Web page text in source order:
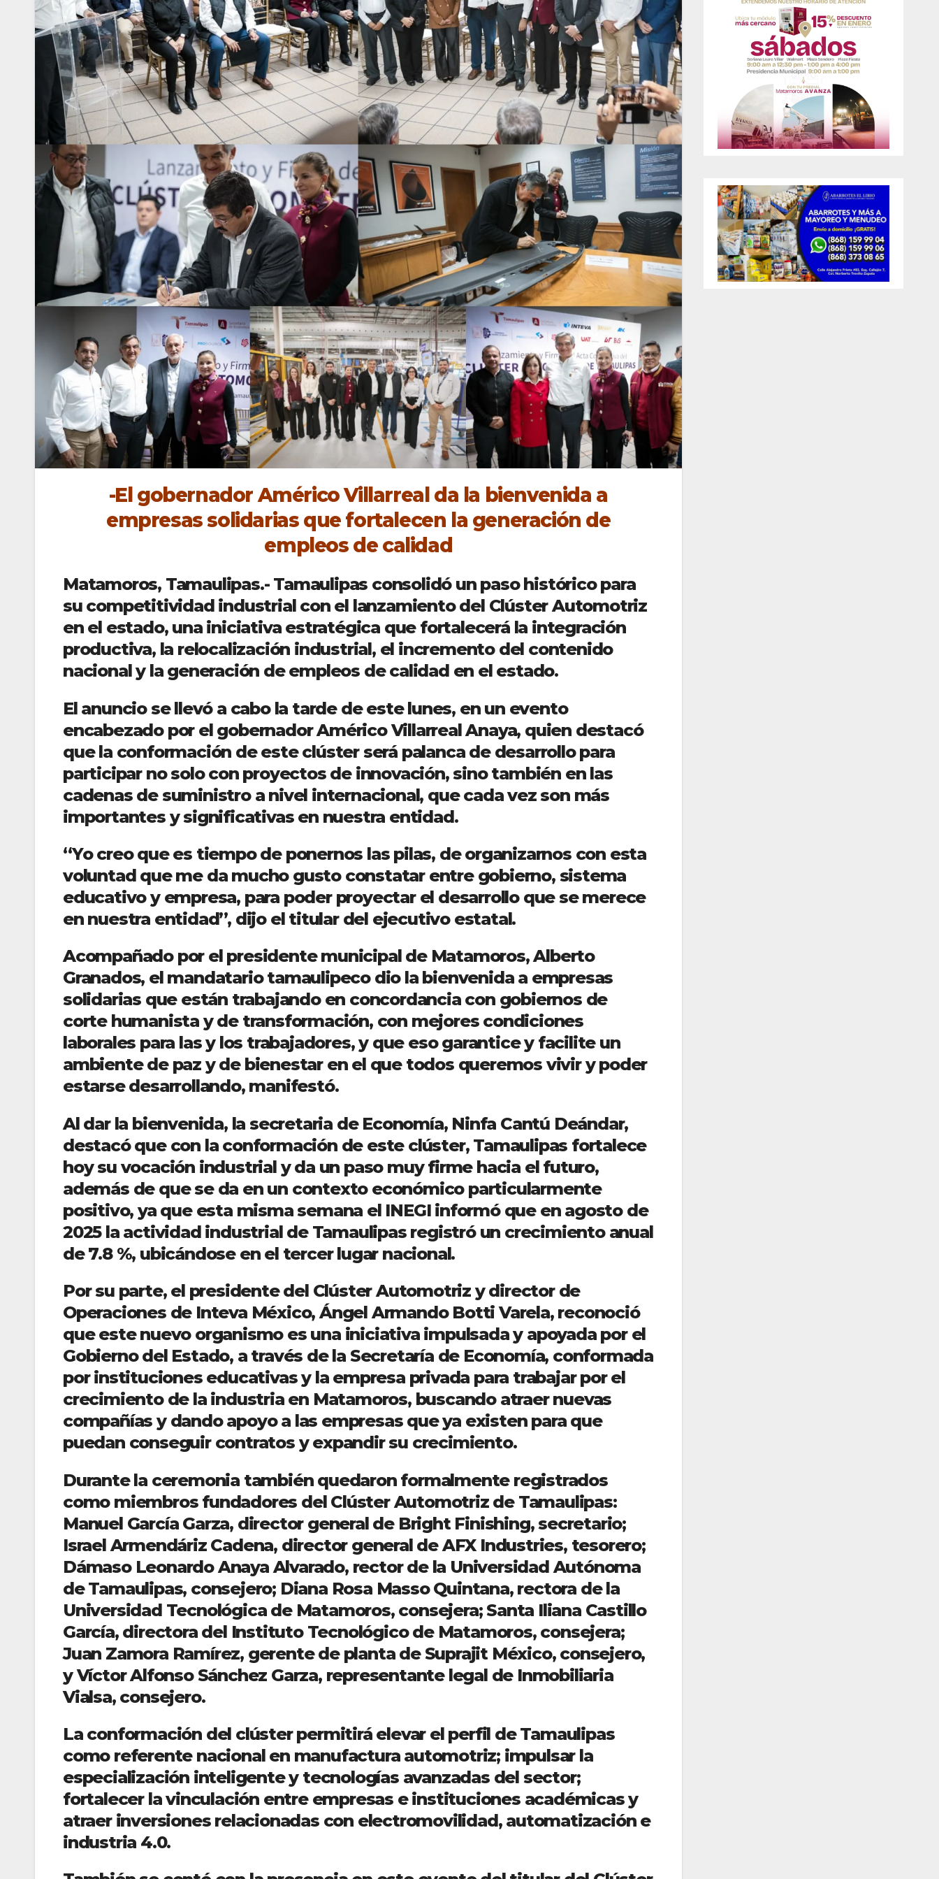
-El gobernador Américo Villarreal da la bienvenida a
empresas solidarias que fortalecen la generación de
empleos de calidad
Matamoros, Tamaulipas.- Tamaulipas consolidó un paso histórico para
su competitividad industrial con el lanzamiento del Clúster Automotriz
en el estado, una iniciativa estratégica que fortalecerá la integración
productiva, la relocalización industrial, el incremento del contenido
nacional y la generación de empleos de calidad en el estado.
El anuncio se llevó a cabo la tarde de este lunes, en un evento
encabezado por el gobernador Américo Villarreal Anaya, quien destacó
que la conformación de este clúster será palanca de desarrollo para
participar no solo con proyectos de innovación, sino también en las
cadenas de suministro a nivel internacional, que cada vez son más
importantes y significativas en nuestra entidad.
“Yo creo que es tiempo de ponernos las pilas, de organizarnos con esta
voluntad que me da mucho gusto constatar entre gobierno, sistema
educativo y empresa, para poder proyectar el desarrollo que se merece
en nuestra entidad”, dijo el titular del ejecutivo estatal.
Acompañado por el presidente municipal de Matamoros, Alberto
Granados, el mandatario tamaulipeco dio la bienvenida a empresas
solidarias que están trabajando en concordancia con gobiernos de
corte humanista y de transformación, con mejores condiciones
laborales para las y los trabajadores, y que eso garantice y facilite un
ambiente de paz y de bienestar en el que todos queremos vivir y poder
estarse desarrollando, manifestó.
Al dar la bienvenida, la secretaria de Economía, Ninfa Cantú Deándar,
destacó que con la conformación de este clúster, Tamaulipas fortalece
hoy su vocación industrial y da un paso muy firme hacia el futuro,
además de que se da en un contexto económico particularmente
positivo, ya que esta misma semana el INEGI informó que en agosto de
2025 la actividad industrial de Tamaulipas registró un crecimiento anual
de 7.8 %, ubicándose en el tercer lugar nacional.
Por su parte, el presidente del Clúster Automotriz y director de
Operaciones de Inteva México, Ángel Armando Botti Varela, reconoció
que este nuevo organismo es una iniciativa impulsada y apoyada por el
Gobierno del Estado, a través de la Secretaría de Economía, conformada
por instituciones educativas y la empresa privada para trabajar por el
crecimiento de la industria en Matamoros, buscando atraer nuevas
compañías y dando apoyo a las empresas que ya existen para que
puedan conseguir contratos y expandir su crecimiento.
Durante la ceremonia también quedaron formalmente registrados
como miembros fundadores del Clúster Automotriz de Tamaulipas:
Manuel García Garza, director general de Bright Finishing, secretario;
Israel Armendáriz Cadena, director general de AFX Industries, tesorero;
Dámaso Leonardo Anaya Alvarado, rector de la Universidad Autónoma
de Tamaulipas, consejero; Diana Rosa Masso Quintana, rectora de la
Universidad Tecnológica de Matamoros, consejera; Santa Iliana Castillo
García, directora del Instituto Tecnológico de Matamoros, consejera;
Juan Zamora Ramírez, gerente de planta de Suprajit México, consejero,
y Víctor Alfonso Sánchez Garza, representante legal de Inmobiliaria
Vialsa, consejero.
La conformación del clúster permitirá elevar el perfil de Tamaulipas
como referente nacional en manufactura automotriz; impulsar la
especialización inteligente y tecnologías avanzadas del sector;
fortalecer la vinculación entre empresas e instituciones académicas y
atraer inversiones relacionadas con electromovilidad, automatización e
industria 4.0.